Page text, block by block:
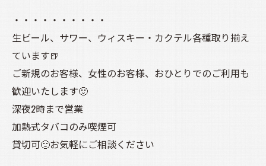
・・・・・・・・・・
生ビール、サワー、ウィスキー・カクテル各種取り揃え
ています🍺
ご新規のお客様、女性のお客様、おひとりでのご利用も
歓迎いたします🙂
深夜2時まで営業
加熱式タバコのみ喫煙可
貸切可🙂お気軽にご相談ください